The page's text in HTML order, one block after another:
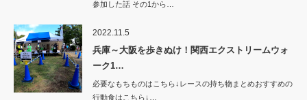
参加した話 その1から…
2022.11.5
兵庫～大阪を歩きぬけ！関西エクストリームウォ
ーク1…
必要なもちものはこちら↓レースの持ち物まとめおすすめの
行動食はこちら↓…